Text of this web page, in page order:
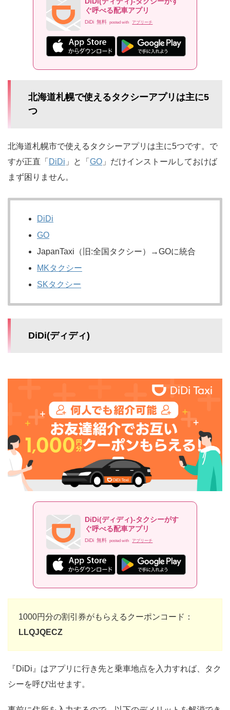
ぐ呼べる配車アプリ
DiDi 無料 posted with アプリーチ
北海道札幌で使えるタクシーアプリは主に5
つ
北海道札幌市で使えるタクシーアプリは主に5つです。で
すが正直「 DiDi 」と「 GO 」だけインストールしておけば
まず困りません。
DiDi
GO
JapanTaxi（旧:全国タクシー）→GOに統合
MKタクシー
SKタクシー
DiDi(ディディ)
DiDi(ディディ)-タクシーがす
ぐ呼べる配車アプリ
DiDi 無料 posted with アプリーチ
1000円分の割引券がもらえるクーポンコード：
LLQJQECZ
『DiDi』はアプリに行き先と乗車地点を入力すれば、タク
シーを呼び出せます。